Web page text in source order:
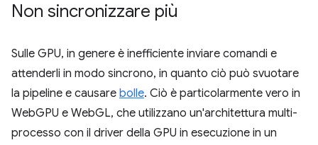
Non sincronizzare più
Sulle GPU, in genere è inefficiente inviare comandi e
attenderli in modo sincrono, in quanto ciò può svuotare
la pipeline e causare bolle. Ciò è particolarmente vero in
WebGPU e WebGL, che utilizzano un'architettura multi-
processo con il driver della GPU in esecuzione in un